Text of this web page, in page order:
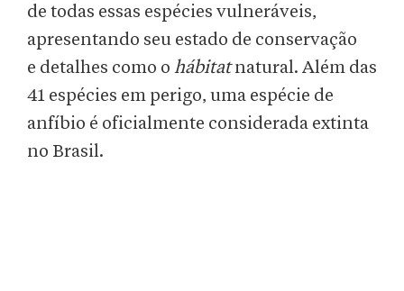
de todas essas espécies vulneráveis,
apresentando seu estado de conservação
e detalhes como o hábitatnatural. Além das
41 espécies em perigo, uma espécie de
anfíbio é oficialmente considerada extinta
no Brasil.